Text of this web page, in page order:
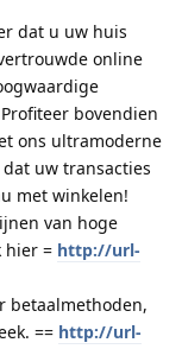
dat u uw huis
online
bovendien
ons ultramoderne
uw transacties
met winkelen!
van hoge
hier = http://url-
betaalmethoden,
== http://url-